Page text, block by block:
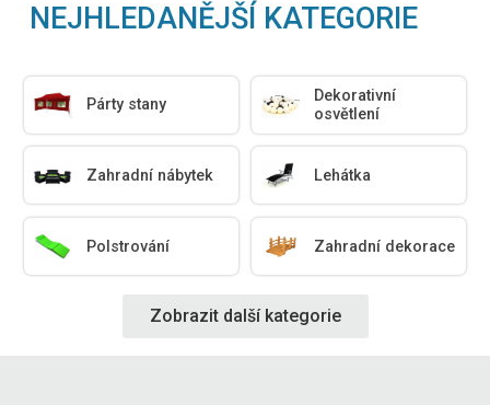
NEJHLEDANĚJŠÍ KATEGORIE
Párty stany
Dekorativní
osvětlení
Zahradní nábytek Lehátka
Polstrování Zahradní dekorace
Zobrazit další kategorie